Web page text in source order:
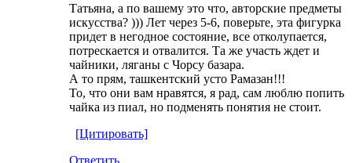
Татьяна, а по вашему это что, авторские предметы
искусства? ))) Лет через 5-6, поверьте, эта фигурка
придет в негодное состояние, все отколупается,
потрескается и отвалится. Та же участь ждет и
чайники, ляганы с Чорсу базара.
А то прям, ташкентский усто Рамазан!!!
То, что они вам нравятся, я рад, сам люблю попить
чайка из пиал, но подменять понятия не стоит.
[Цитировать]
Ответить